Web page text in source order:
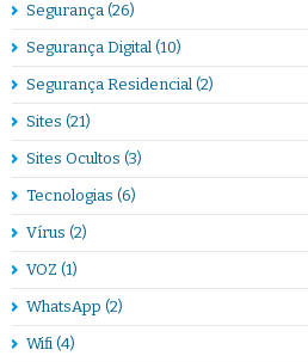
Segurança (26)
Segurança Digital (10)
Segurança Residencial (2)
Sites (21)
Sites Ocultos (3)
Tecnologias (6)
Vírus (2)
VOZ (1)
WhatsApp (2)
Wifi (4)